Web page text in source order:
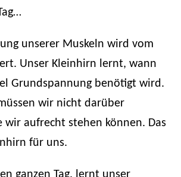
unserer Muskeln wird vom
Unser Kleinhirn lernt, wann
Grundspannung benötigt wird.
wir nicht darüber
wir aufrecht stehen können. Das
für uns.